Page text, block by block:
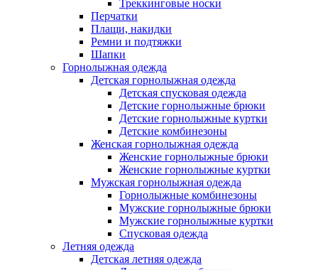
Треккинговые носки
Перчатки
Плащи, накидки
Ремни и подтяжки
Шапки
Горнолыжная одежда
Детская горнолыжная одежда
Детская спусковая одежда
Детские горнолыжные брюки
Детские горнолыжные куртки
Детские комбинезоны
Женская горнолыжная одежда
Женские горнолыжные брюки
Женские горнолыжные куртки
Мужская горнолыжная одежда
Горнолыжные комбинезоны
Мужские горнолыжные брюки
Мужские горнолыжные куртки
Спусковая одежда
Летняя одежда
Детская летняя одежда